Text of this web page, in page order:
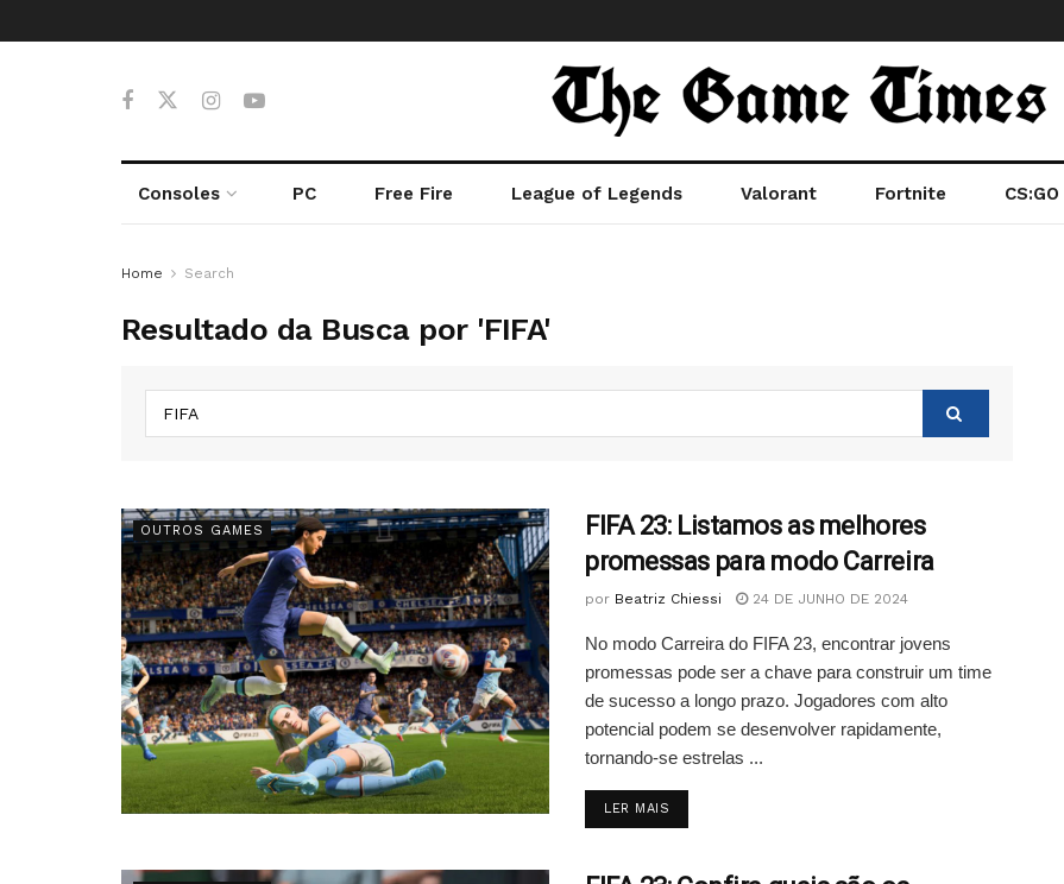
Consoles PC Free Fire League of Legends Valorant Fortnite CS:GO
Home Search
Resultado da Busca por 'FIFA'
OUTROS GAMES
FIFA 23: Listamos as melhores
promessas para modo Carreira
por Beatriz Chiessi 24 DE JUNHO DE 2024
No modo Carreira do FIFA 23, encontrar jovens
promessas pode ser a chave para construir um time
de sucesso a longo prazo. Jogadores com alto
potencial podem se desenvolver rapidamente,
tornando-se estrelas ...
LER MAIS